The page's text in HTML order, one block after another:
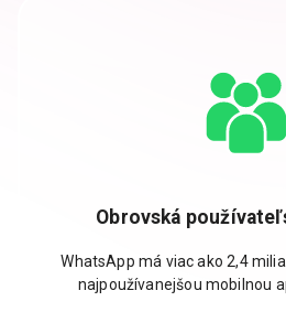
Obrovská
WhatsApp má viac ako 2,4
najpoužívanejšou mobilnou